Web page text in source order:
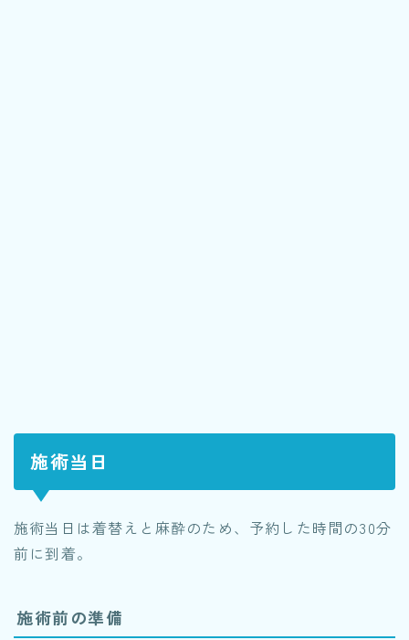
施術当日
施術当日は着替えと麻酔のため、予約した時間の30分
前に到着。
施術前の準備